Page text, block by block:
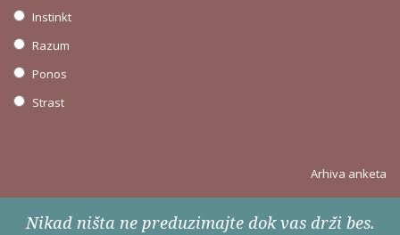
Instinkt
Razum
Ponos
Strast
Arhiva anketa
Nikad ništa ne preduzimajte dok vas drži bes.